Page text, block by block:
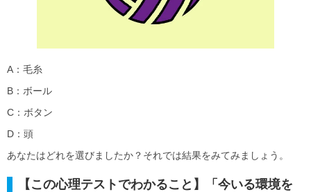
A：毛糸
B：ボール
C：ボタン
D：頭
あなたはどれを選びましたか？それでは結果をみてみましょう。
【この心理テストでわかること】「今いる環境を